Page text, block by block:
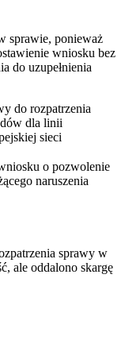
sprawie, ponieważ
wniosku bez
do uzupełnienia
do rozpatrzenia
dla linii
sieci
o pozwolenie
naruszenia
sprawy w
ale oddalono skargę